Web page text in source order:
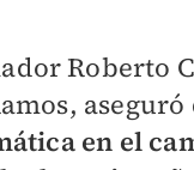
Roberto
aseguró
en el